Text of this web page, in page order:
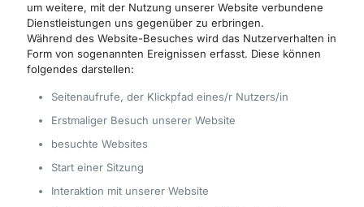
um weitere, mit der Nutzung unserer Website verbundene
Dienstleistungen uns gegenüber zu erbringen.
Während des Website-Besuches wird das Nutzerverhalten in
Form von sogenannten Ereignissen erfasst. Diese können
folgendes darstellen:
Seitenaufrufe, der Klickpfad eines/r Nutzers/in
Erstmaliger Besuch unserer Website
besuchte Websites
Start einer Sitzung
Interaktion mit unserer Website